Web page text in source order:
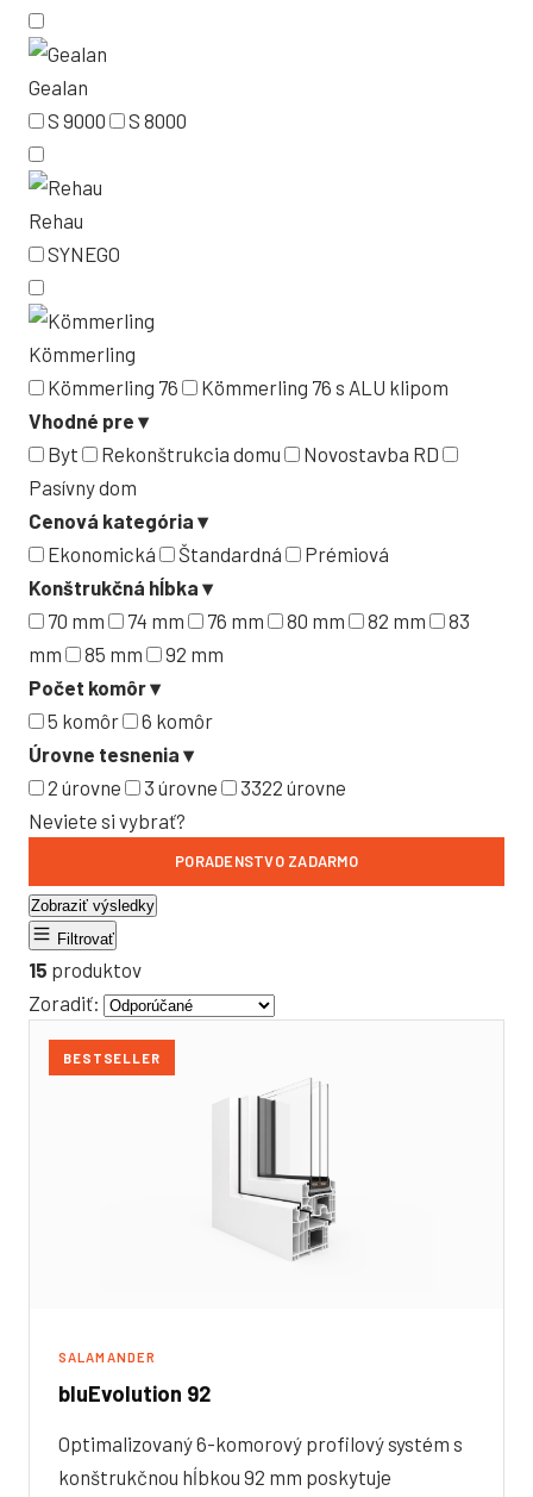
Gealan
S 9000
S 8000
Rehau
SYNEGO
Kömmerling
Kömmerling 76
Kömmerling 76 s ALU klipom
Vhodné pre ▾
Byt
Rekonštrukcia domu
Novostavba RD
Pasívny dom
Cenová kategória ▾
Ekonomická
Štandardná
Prémiová
Konštrukčná hĺbka ▾
70 mm
74 mm 76 mm 80 mm 82 mm
83
mm
85 mm
92 mm
Počet komôr▾
5 komôr
6 komôr
Úrovne tesnenia ▾
2 úrovne
3 úrovne
3322 úrovne
Neviete si vybrať?
PORADENSTVO ZADARMO
Zobraziť výsledky
Filtrovať
15 produktov
Zoradiť:
BESTSELLER
SALAMANDER
bluEvolution 92
Optimalizovaný 6-komorový profilový systém s
konštrukčnou hĺbkou 92 mm poskytuje